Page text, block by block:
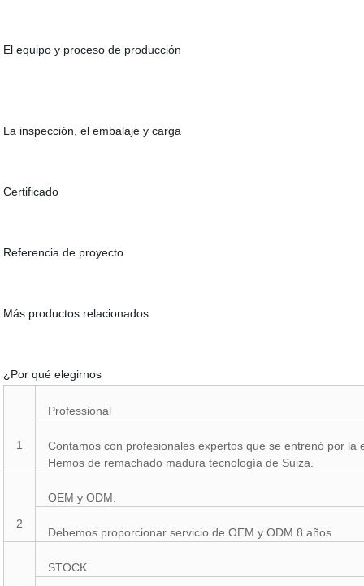
El equipo y proceso de producción
La inspección, el embalaje y carga
Certificado
Referencia de proyecto
Más productos relacionados
¿Por qué elegirnos
1
Professional
Contamos con profesionales expertos que se entrenó por la
Hemos de remachado madura tecnología de Suiza.
2
OEM y ODM.
Debemos proporcionar servicio de OEM y ODM 8 años
STOCK